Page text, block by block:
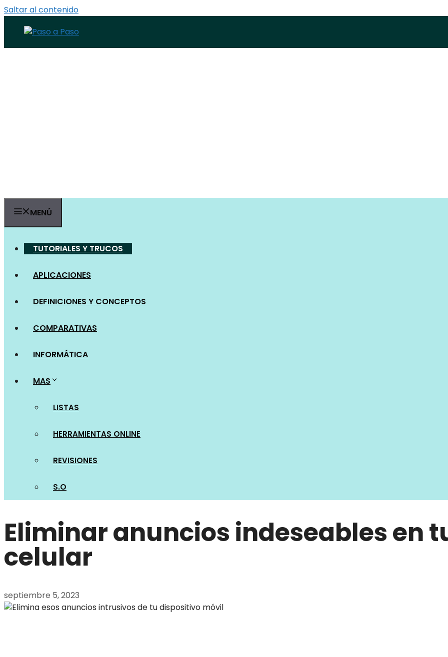
Saltar al contenido
MENÚ
TUTORIALES Y TRUCOS
APLICACIONES
DEFINICIONES Y CONCEPTOS
COMPARATIVAS
INFORMÁTICA
MAS
LISTAS
HERRAMIENTAS ONLINE
REVISIONES
S.O
Eliminar anuncios indeseables en
celular
septiembre 5, 2023